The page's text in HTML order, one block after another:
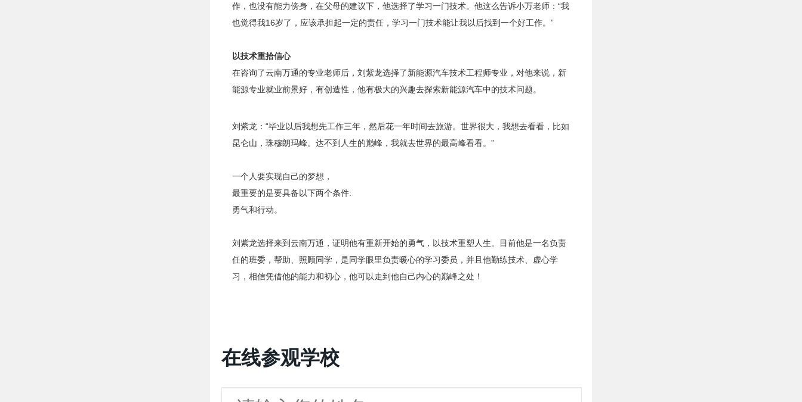
作，也没有能力傍身，在父母的建议下，他选择了学习一门技术。他这么告诉小万老师：“我
也觉得我16岁了，应该承担起一定的责任，学习一门技术能让我以后找到一个好工作。”
以技术重拾信心
在咨询了云南万通的专业老师后，刘紫龙选择了新能源汽车技术工程师专业，对他来说，新
能源专业就业前景好，有创造性，他有极大的兴趣去探索新能源汽车中的技术问题。
刘紫龙：“毕业以后我想先工作三年，然后花一年时间去旅游。世界很大，我想去看看，比如
昆仑山，珠穆朗玛峰。达不到人生的巅峰，我就去世界的最高峰看看。”
一个人要实现自己的梦想，
最重要的是要具备以下两个条件:
勇气和行动。
刘紫龙选择来到云南万通，证明他有重新开始的勇气，以技术重塑人生。目前他是一名负责
任的班委，帮助、照顾同学，是同学眼里负责暖心的学习委员，并且他勤练技术、虚心学
习，相信凭借他的能力和初心，他可以走到他自己内心的巅峰之处！
在线参观学校